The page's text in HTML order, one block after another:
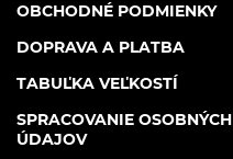
OBCHODNÉ PODMIENKY
DOPRAVA A PLATBA
TABUĽKA VEĽKOSTÍ
SPRACOVANIE OSOBNÝCH
ÚDAJOV